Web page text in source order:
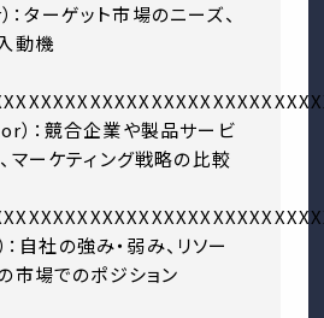
ターゲット市場のニーズ、
動機
：競合企業や製品サービ
マーケティング戦略の比較
自社の強み・弱み、リソー
市場でのポジション